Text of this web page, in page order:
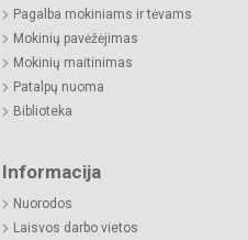
Pagalba mokiniams ir tėvams
Mokinių pavėžėjimas
Mokinių maitinimas
Patalpų nuoma
Biblioteka
Informacija
Nuorodos
Laisvos darbo vietos